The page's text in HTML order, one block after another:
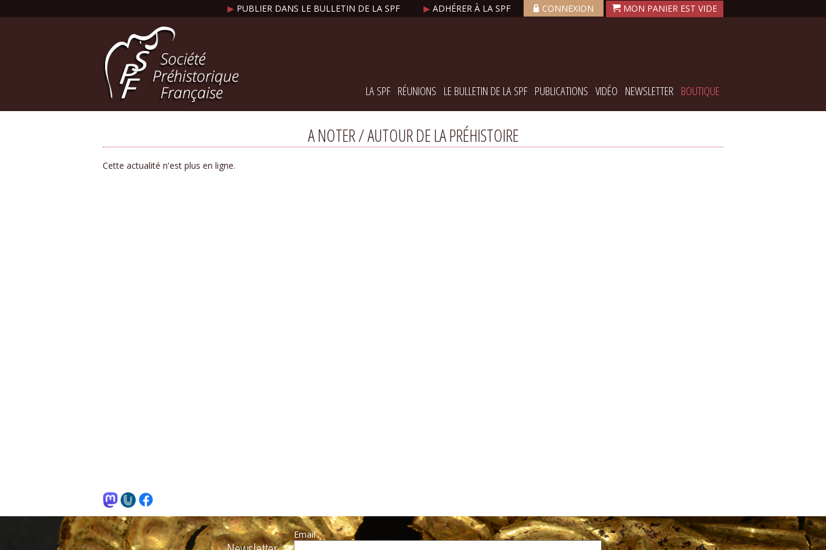
▶ PUBLIER DANS LE BULLETIN DE LA SPF ▶ ADHÉRER À LA SPF CONNEXION
LA SPF RÉUNIONS LE BULLETIN DE LA SPF PUBLICATIONS VIDÉO NEWSLETTER BOUTIQUE
A NOTER / AUTOUR DE LA PRÉHISTOIRE
Cette actualité n'est plus en ligne.
Email :